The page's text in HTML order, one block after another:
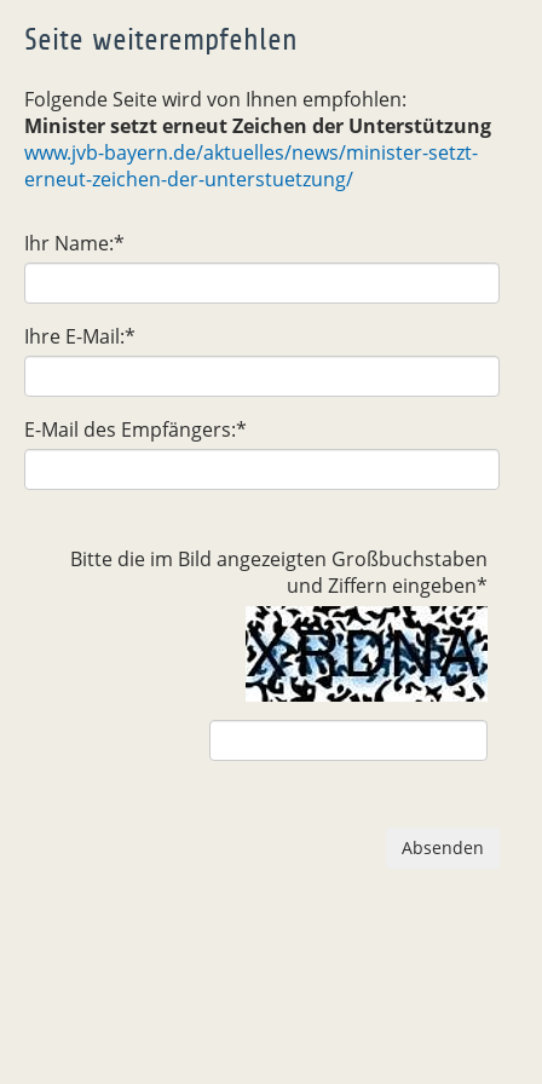
Seite weiterempfehlen
Folgende Seite wird von Ihnen empfohlen:
Minister setzt erneut Zeichen der Unterstützung
www.jvb-bayern.de/aktuelles/news/minister-setzt-
erneut-zeichen-der-unterstuetzung/
Ihr Name:*
Ihre E-Mail:*
E-Mail des Empfängers:*
Bitte die im Bild angezeigten Großbuchstaben
und Ziffern eingeben*
Absenden